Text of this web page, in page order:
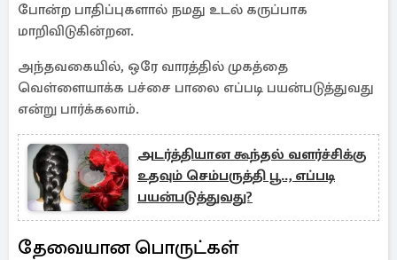
போன்ற பாதிப்புகளால் நமது உடல் கருப்பாக
மாறிவிடுகின்றன.
அந்தவகையில், ஒரே வாரத்தில் முகத்தை
வெள்ளையாக்க பச்சை பாலை எப்படி பயன்படுத்துவது
என்று பார்க்கலாம்.
அடர்த்தியான கூந்தல் வளர்ச்சிக்கு
உதவும் செம்பருத்தி பூ.., எப்படி
பயன்படுத்துவது?
தேவையான பொருட்கள்